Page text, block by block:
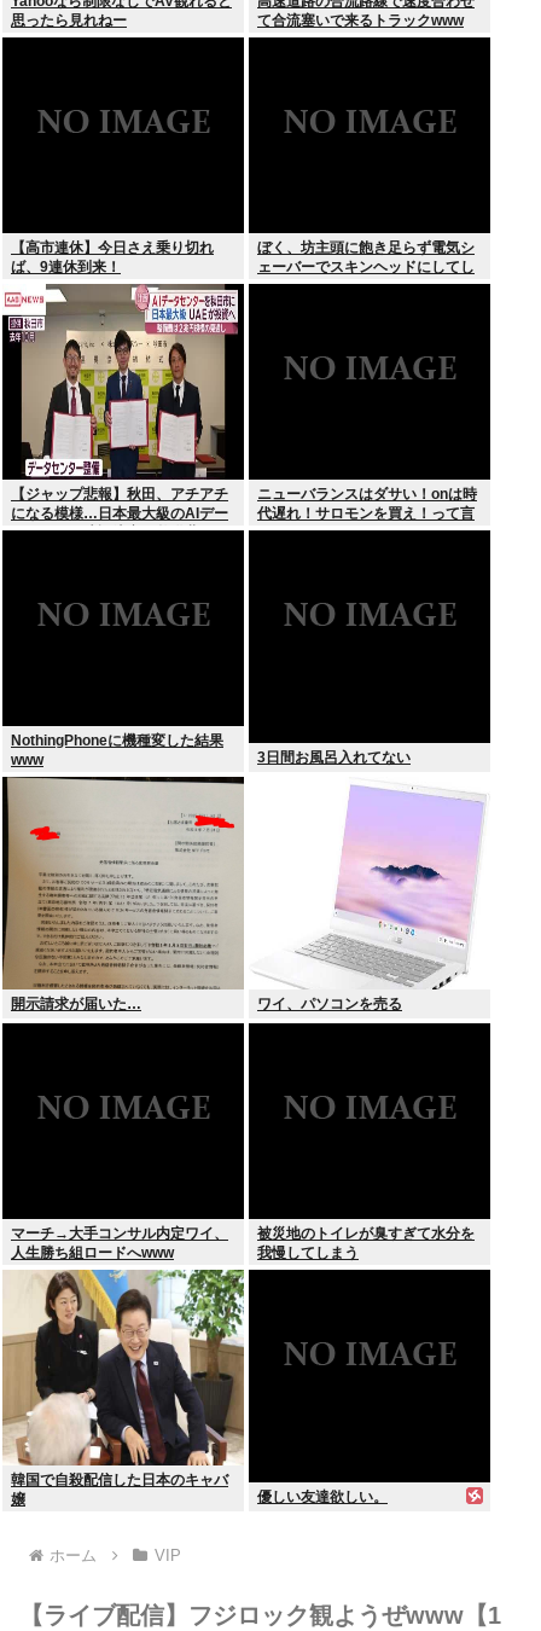
思ったら見れねー
て合流塞いで来るトラックwww
【高市連休】今日さえ乗り切れ
ば、9連休到来！
ぼく、坊主頭に飽き足らず電気シ
ェーバーでスキンヘッドにしてし
まう
【ジャップ悲報】秋田、アチアチ
になる模様…日本最大級のAIデー
タセンター建設決定！整備費は2
ニューバランスはダサい！onは時
代遅れ！サロモンを買え！って言
われたから買ったんやが
NothingPhoneに機種変した結果
www
3日間お風呂入れてない
開示請求が届いた… ワイ、パソコンを売る
マーチ→大手コンサル内定ワイ、
人生勝ち組ロードへwww
被災地のトイレが臭すぎて水分を
我慢してしまう
韓国で自殺配信した日本のキャバ
嬢
優しい友達欲しい。
ホーム VIP
【ライブ配信】フジロック観ようぜwww【1